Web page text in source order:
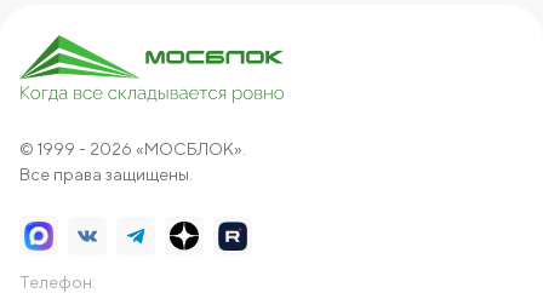
© 1999 - 2026 «МОСБЛОК».
Все права защищены.
Телефон: